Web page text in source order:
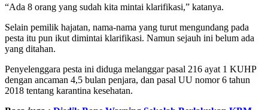
“Ada 8 orang yang sudah kita mintai klarifikasi,” katanya.
Selain pemilik hajatan, nama-nama yang turut mengundang pada
pesta itu pun ikut dimintai klarifikasi. Namun sejauh ini belum ada
yang ditahan.
Penyelenggara pesta ini diduga melanggar pasal 216 ayat 1 KUHP
dengan ancaman 4,5 bulan penjara, dan pasal UU nomor 6 tahun
2018 tentang karantina kesehatan.